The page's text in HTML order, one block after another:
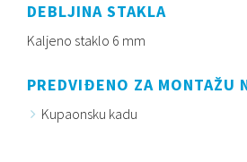
DEBLJINA STAKLA
Kaljeno staklo 6 mm
PREDVIĐENO ZA MONTAŽU
Kupaonsku kadu